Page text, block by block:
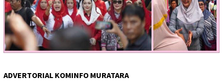
ADVERTORIAL KOMINFO MURATARA